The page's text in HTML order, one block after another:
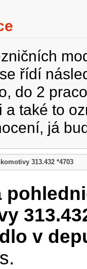
řídí
do 2
a také to
já
313.432 *4703
v